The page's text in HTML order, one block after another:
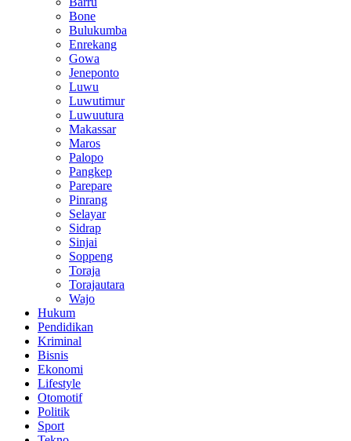
Bone
Bulukumba
Enrekang
Gowa
Jeneponto
Luwu
Luwutimur
Luwuutura
Makassar
Maros
Palopo
Pangkep
Parepare
Pinrang
Selayar
Sidrap
Sinjai
Soppeng
Toraja
Torajautara
Wajo
Hukum
Pendidikan
Kriminal
Bisnis
Ekonomi
Lifestyle
Otomotif
Politik
Sport